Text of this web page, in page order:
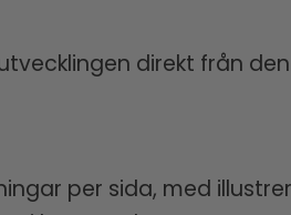
direkt från
per sida, med